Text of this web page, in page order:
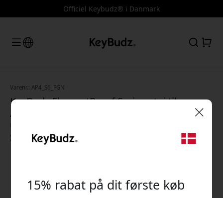
Officiel Keybudz® i Danmark
Varenr.: AP4_S6_FGN
KeyBudz ElementProof Series-etui til
AirPods 4 med IP68-beskyttelse og
Skovgrøn
15% rabat på dit første køb